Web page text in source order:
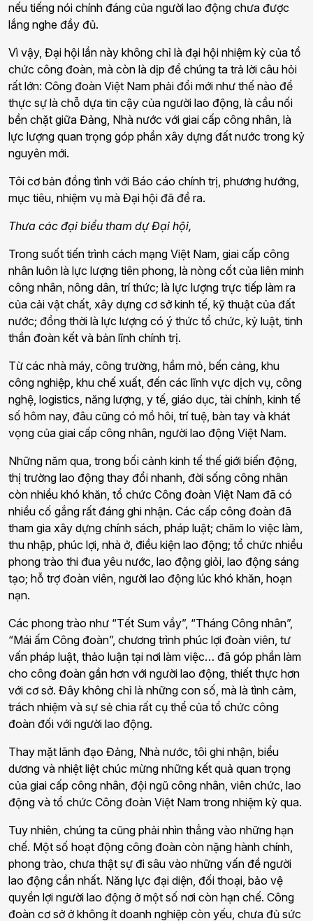
nếu tiếng nói chính đáng của người lao động chưa được
lắng nghe đầy đủ.
Vì vậy, Đại hội lần này không chỉ là đại hội nhiệm kỳ của tổ
chức công đoàn, mà còn là dịp để chúng ta trả lời câu hỏi
rất lớn: Công đoàn Việt Nam phải đổi mới như thế nào để
thực sự là chỗ dựa tin cậy của người lao động, là cầu nối
bền chặt giữa Đảng, Nhà nước với giai cấp công nhân, là
lực lượng quan trọng góp phần xây dựng đất nước trong kỷ
nguyên mới.
Tôi cơ bản đồng tình với Báo cáo chính trị, phương hướng,
mục tiêu, nhiệm vụ mà Đại hội đã đề ra.
Thưa các đại biểu tham dự Đại hội,
Trong suốt tiến trình cách mạng Việt Nam, giai cấp công
nhân luôn là lực lượng tiên phong, là nòng cốt của liên minh
công nhân, nông dân, trí thức; là lực lượng trực tiếp làm ra
của cải vật chất, xây dựng cơ sở kinh tế, kỹ thuật của đất
nước; đồng thời là lực lượng có ý thức tổ chức, kỷ luật, tinh
thần đoàn kết và bản lĩnh chính trị.
Từ các nhà máy, công trường, hầm mỏ, bến cảng, khu
công nghiệp, khu chế xuất, đến các lĩnh vực dịch vụ, công
nghệ, logistics, năng lượng, y tế, giáo dục, tài chính, kinh tế
số hôm nay, đâu cũng có mồ hôi, trí tuệ, bàn tay và khát
vọng của giai cấp công nhân, người lao động Việt Nam.
Những năm qua, trong bối cảnh kinh tế thế giới biến động,
thị trường lao động thay đổi nhanh, đời sống công nhân
còn nhiều khó khăn, tổ chức Công đoàn Việt Nam đã có
nhiều cố gắng rất đáng ghi nhận. Các cấp công đoàn đã
tham gia xây dựng chính sách, pháp luật; chăm lo việc làm,
thu nhập, phúc lợi, nhà ở, điều kiện lao động; tổ chức nhiều
phong trào thi đua yêu nước, lao động giỏi, lao động sáng
tạo; hỗ trợ đoàn viên, người lao động lúc khó khăn, hoạn
nạn.
Các phong trào như “Tết Sum vầy”, “Tháng Công nhân”,
“Mái ấm Công đoàn”, chương trình phúc lợi đoàn viên, tư
vấn pháp luật, thảo luận tại nơi làm việc… đã góp phần làm
cho công đoàn gần hơn với người lao động, thiết thực hơn
với cơ sở. Đây không chỉ là những con số, mà là tình cảm,
trách nhiệm và sự sẻ chia rất cụ thể của tổ chức công
đoàn đối với người lao động.
Thay mặt lãnh đạo Đảng, Nhà nước, tôi ghi nhận, biểu
dương và nhiệt liệt chúc mừng những kết quả quan trọng
của giai cấp công nhân, đội ngũ công nhân, viên chức, lao
động và tổ chức Công đoàn Việt Nam trong nhiệm kỳ qua.
Tuy nhiên, chúng ta cũng phải nhìn thẳng vào những hạn
chế. Một số hoạt động công đoàn còn nặng hành chính,
phong trào, chưa thật sự đi sâu vào những vấn đề người
lao động cần nhất. Năng lực đại diện, đối thoại, bảo vệ
quyền lợi người lao động ở một số nơi còn hạn chế. Công
đoàn cơ sở ở không ít doanh nghiệp còn yếu, chưa đủ sức